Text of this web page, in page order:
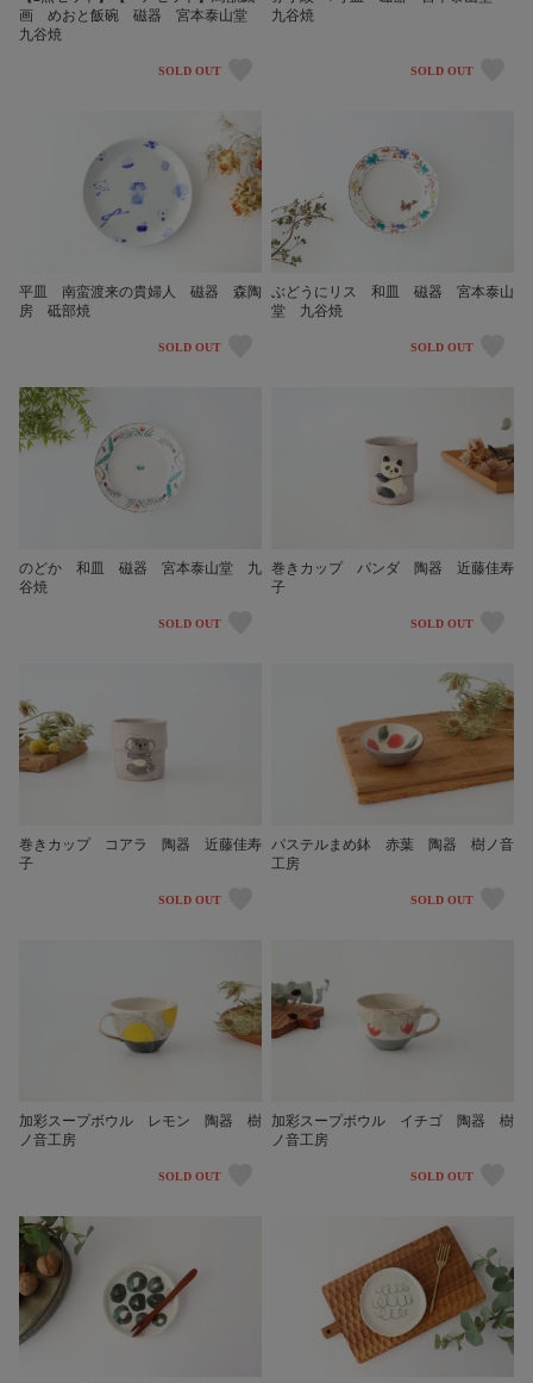
画 めおと飯碗 磁器 宮本泰山堂
九谷焼
SOLD OUT
九谷焼
SOLD OUT
平皿 南蛮渡来の貴婦人 磁器 森陶
房 砥部焼
SOLD OUT
ぶどうにリス 和皿 磁器 宮本泰山
堂 九谷焼
SOLD OUT
のどか 和皿 磁器 宮本泰山堂 九
谷焼
SOLD OUT
巻きカップ パンダ 陶器 近藤佳寿
子
SOLD OUT
巻きカップ コアラ 陶器 近藤佳寿
子
SOLD OUT
パステルまめ鉢 赤葉 陶器 樹ノ音
工房
SOLD OUT
加彩スープボウル レモン 陶器 樹
ノ音工房
SOLD OUT
加彩スープボウル イチゴ 陶器 樹
ノ音工房
SOLD OUT